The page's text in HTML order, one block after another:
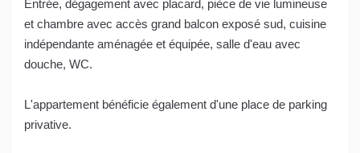
Entrée, dégagement avec placard, pièce de vie lumineuse
et chambre avec accès grand balcon exposé sud, cuisine
indépendante aménagée et équipée, salle d'eau avec
douche, WC.
L'appartement bénéficie également d'une place de parking
privative.